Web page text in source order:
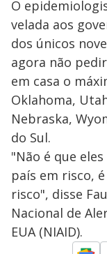
O
velada aos
dos únicos
agora não
em casa o
Oklahoma,
Nebraska,
do Sul.
"Não é que
país em risco,
risco", disse
Nacional de
EUA (NIAID).